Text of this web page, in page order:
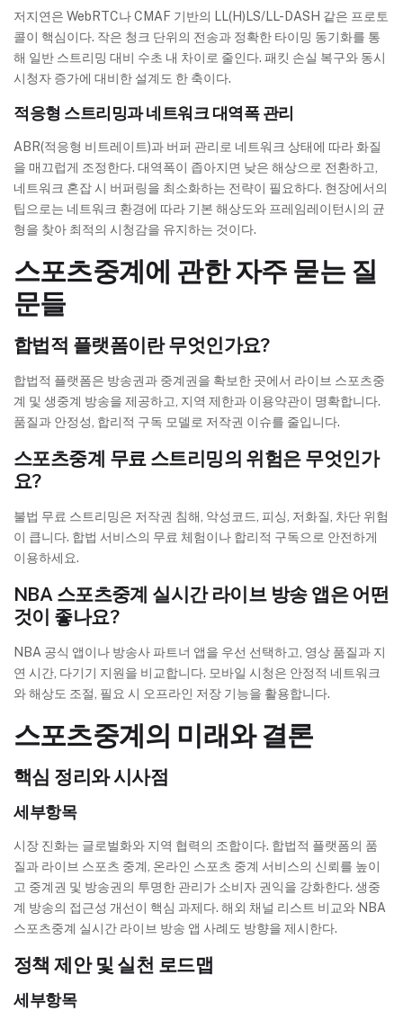
저지연은 WebRTC나 CMAF 기반의 LL(H)LS/LL-DASH 같은 프로토
콜이 핵심이다. 작은 청크 단위의 전송과 정확한 타이밍 동기화를 통
해 일반 스트리밍 대비 수초 내 차이로 줄인다. 패킷 손실 복구와 동시
시청자 증가에 대비한 설계도 한 축이다.
적응형 스트리밍과 네트워크 대역폭 관리
ABR(적응형 비트레이트)과 버퍼 관리로 네트워크 상태에 따라 화질
을 매끄럽게 조정한다. 대역폭이 좁아지면 낮은 해상으로 전환하고,
네트워크 혼잡 시 버퍼링을 최소화하는 전략이 필요하다. 현장에서의
팁으로는 네트워크 환경에 따라 기본 해상도와 프레임레이턴시의 균
형을 찾아 최적의 시청감을 유지하는 것이다.
스포츠중계에 관한 자주 묻는 질
문들
합법적 플랫폼이란 무엇인가요?
합법적 플랫폼은 방송권과 중계권을 확보한 곳에서 라이브 스포츠중
계 및 생중계 방송을 제공하고, 지역 제한과 이용약관이 명확합니다.
품질과 안정성, 합리적 구독 모델로 저작권 이슈를 줄입니다.
스포츠중계 무료 스트리밍의 위험은 무엇인가
요?
불법 무료 스트리밍은 저작권 침해, 악성코드, 피싱, 저화질, 차단 위험
이 큽니다. 합법 서비스의 무료 체험이나 합리적 구독으로 안전하게
이용하세요.
NBA 스포츠중계 실시간 라이브 방송 앱은 어떤
것이 좋나요?
NBA 공식 앱이나 방송사 파트너 앱을 우선 선택하고, 영상 품질과 지
연 시간, 다기기 지원을 비교합니다. 모바일 시청은 안정적 네트워크
와 해상도 조절, 필요 시 오프라인 저장 기능을 활용합니다.
스포츠중계의 미래와 결론
핵심 정리와 시사점
세부항목
시장 진화는 글로벌화와 지역 협력의 조합이다. 합법적 플랫폼의 품
질과 라이브 스포츠 중계, 온라인 스포츠 중계 서비스의 신뢰를 높이
고 중계권 및 방송권의 투명한 관리가 소비자 권익을 강화한다. 생중
계 방송의 접근성 개선이 핵심 과제다. 해외 채널 리스트 비교와 NBA
스포츠중계 실시간 라이브 방송 앱 사례도 방향을 제시한다.
정책 제안 및 실천 로드맵
세부항목